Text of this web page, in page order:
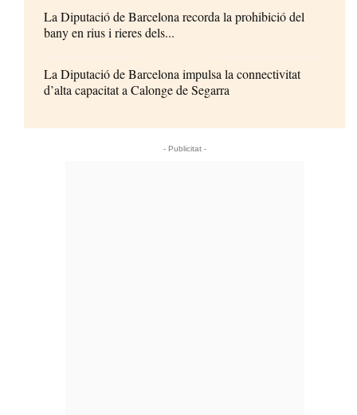
La Diputació de Barcelona recorda la prohibició del
bany en rius i rieres dels...
La Diputació de Barcelona impulsa la connectivitat
d’alta capacitat a Calonge de Segarra
- Publicitat -